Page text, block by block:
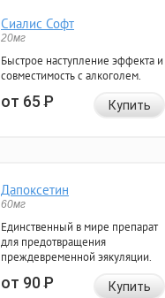
Сиалис Софт
20мг
Быстрое наступление эффекта и
совместимость с алкоголем.
от 65Р Купить
Дапоксетин
60мг
Единственный в мире препарат
для предотвращения
преждевременной эякуляции.
от 90Р Купить